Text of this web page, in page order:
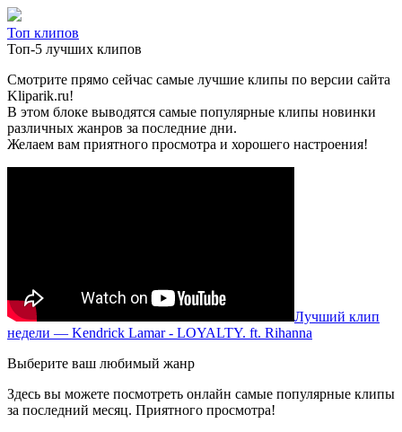
Топ клипов
Топ-5 лучших клипов
Смотрите прямо сейчас самые лучшие клипы по версии сайта
Kliparik.ru!
В этом блоке выводятся самые популярные клипы новинки
различных жанров за последние дни.
Желаем вам приятного просмотра и хорошего настроения!
Лучший клип
недели — Kendrick Lamar - LOYALTY. ft. Rihanna
Выберите ваш любимый жанр
Здесь вы можете посмотреть онлайн самые популярные клипы
за последний месяц. Приятного просмотра!